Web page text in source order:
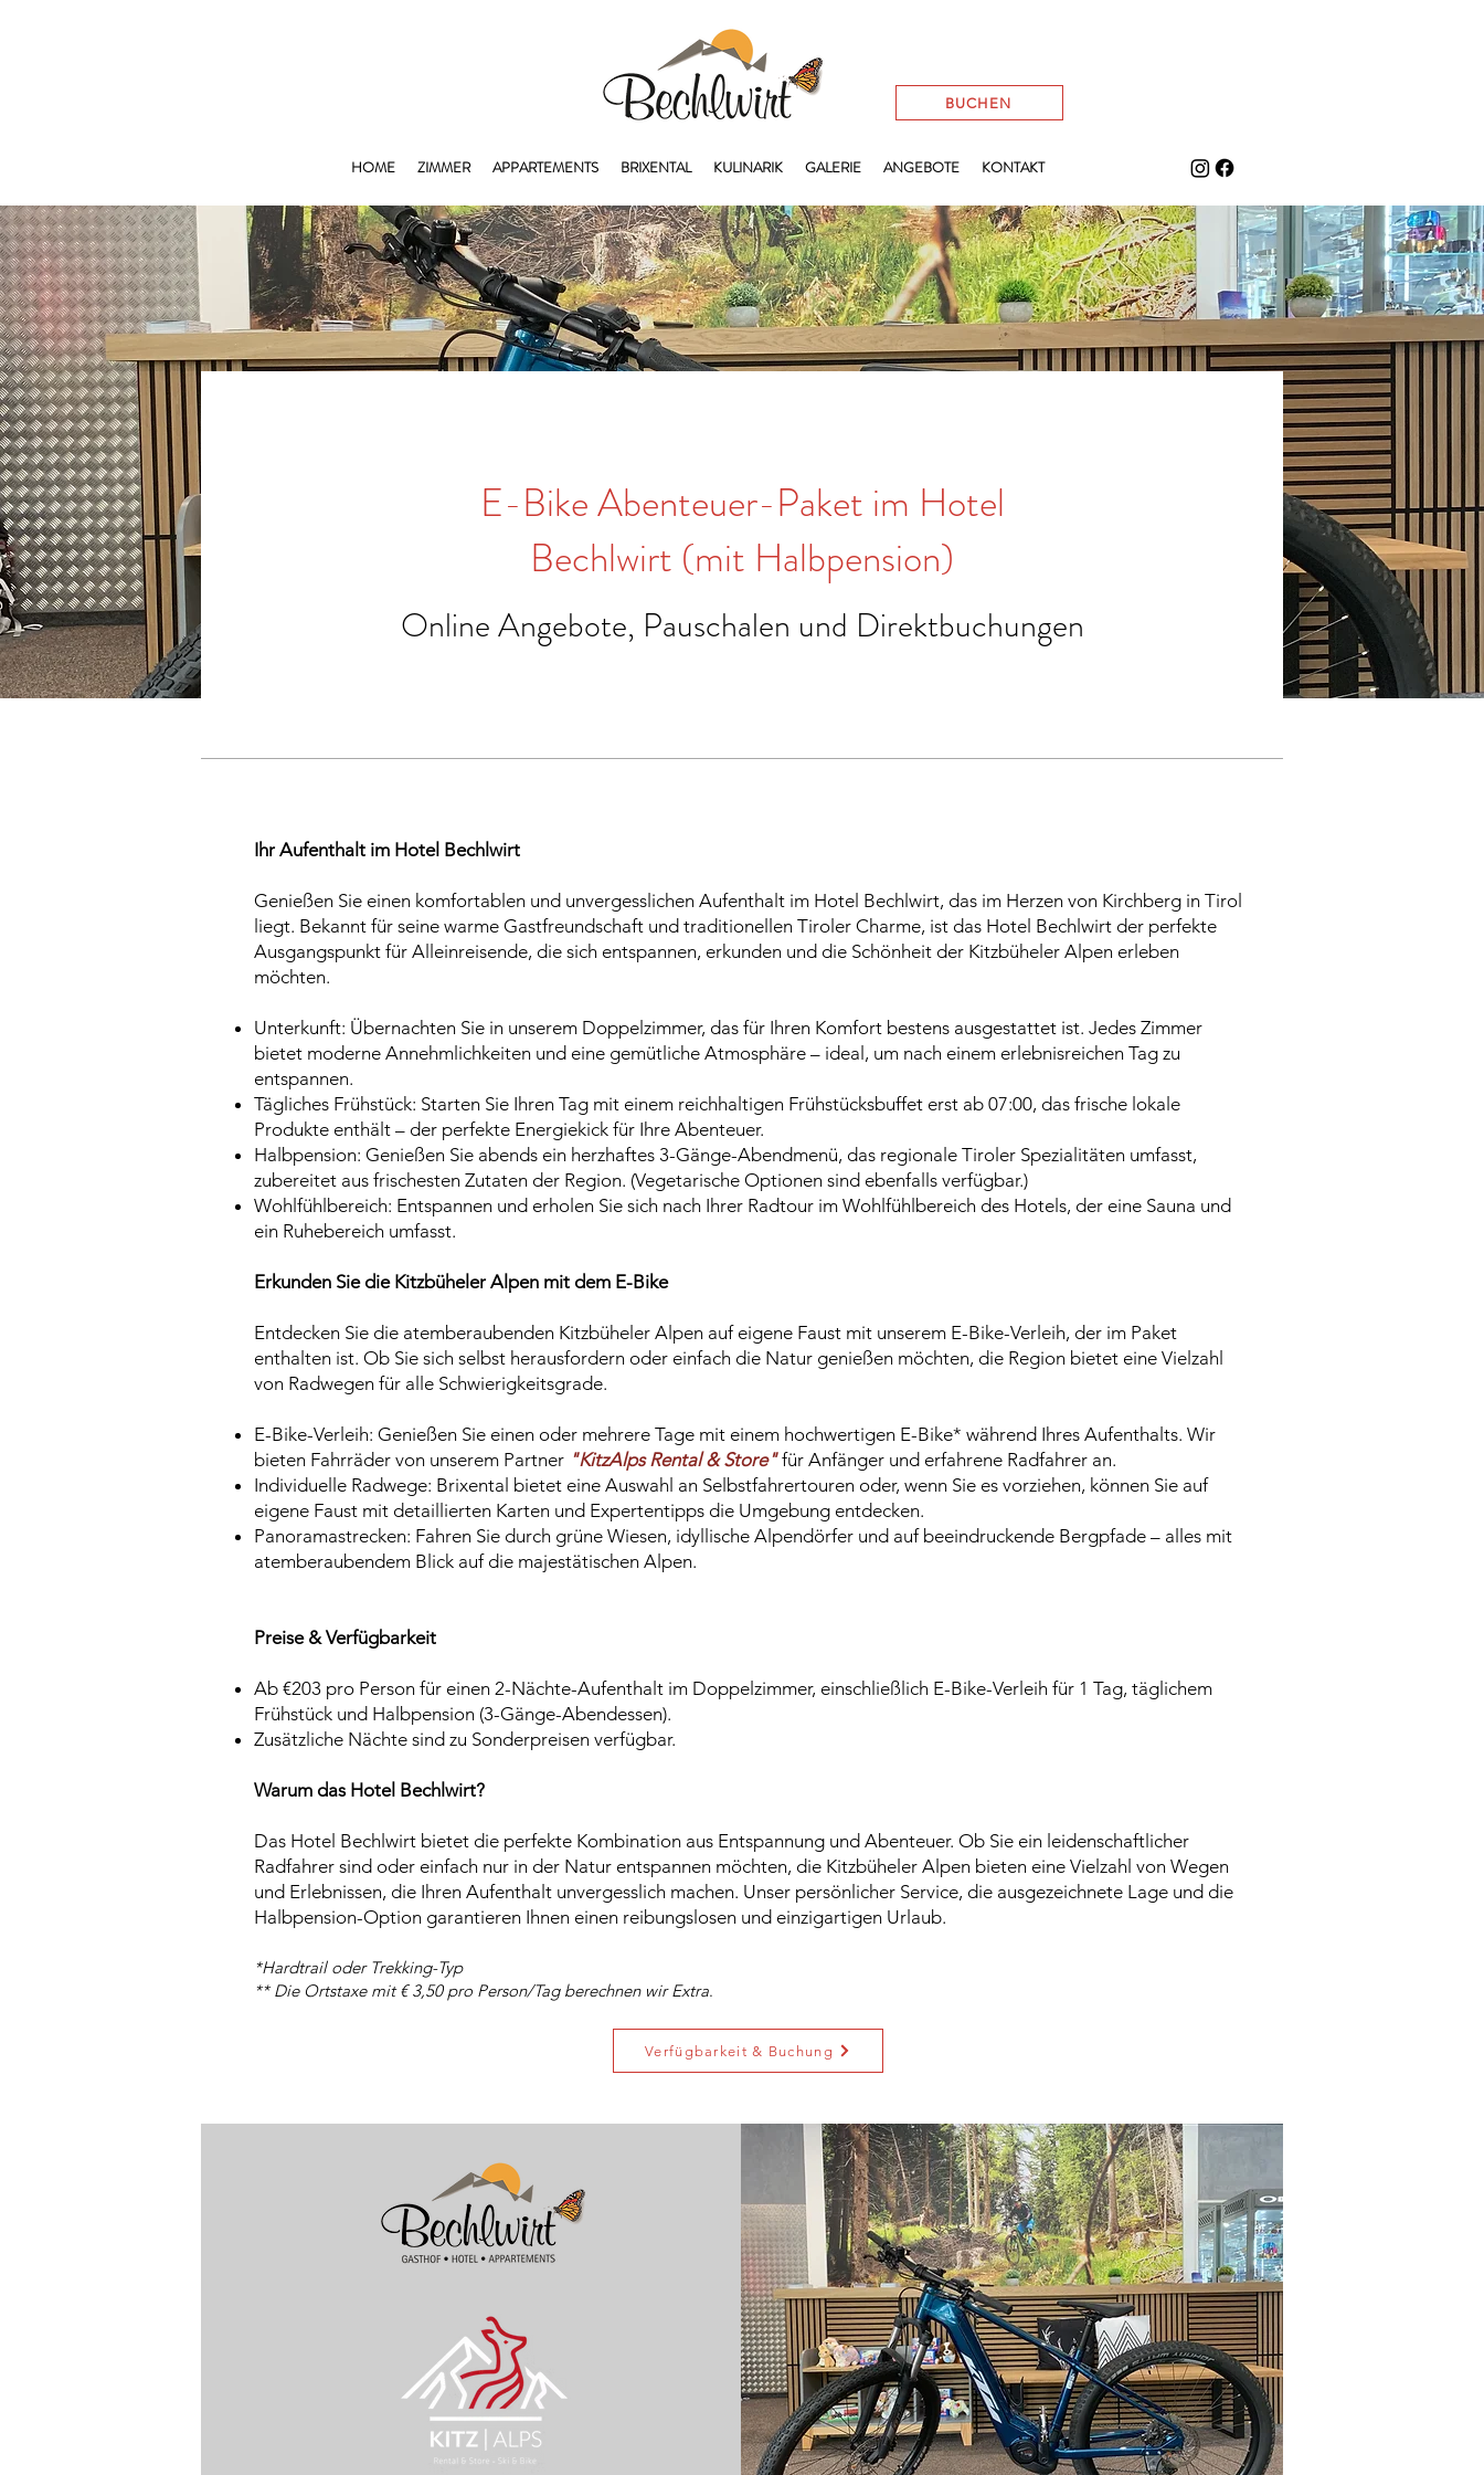
BUCHEN
HOME ZIMMER APPARTEMENTS BRIXENTAL KULINARIK GALERIE ANGEBOTE KONTAKT
E-Bike Abenteuer-Paket im Hotel
Bechlwirt (mit Halbpension)
Online Angebote, Pauschalen und Direktbuchungen
Ihr Aufenthalt im Hotel Bechlwirt
Genießen Sie einen komfortablen und unvergesslichen Aufenthalt im Hotel Bechlwirt, das im Herzen von Kirchberg in Tirol
liegt. Bekannt für seine warme Gastfreundschaft und traditionellen Tiroler Charme, ist das Hotel Bechlwirt der perfekte
Ausgangspunkt für Alleinreisende, die sich entspannen, erkunden und die Schönheit der Kitzbüheler Alpen erleben
möchten.
Unterkunft: Übernachten Sie in unserem Doppelzimmer, das für Ihren Komfort bestens ausgestattet ist. Jedes Zimmer
bietet moderne Annehmlichkeiten und eine gemütliche Atmosphäre – ideal, um nach einem erlebnisreichen Tag zu
entspannen.
Tägliches Frühstück: Starten Sie Ihren Tag mit einem reichhaltigen Frühstücksbuffet erst ab 07:00, das frische lokale
Produkte enthält – der perfekte Energiekick für Ihre Abenteuer.
Halbpension: Genießen Sie abends ein herzhaftes 3-Gänge-Abendmenü, das regionale Tiroler Spezialitäten umfasst,
zubereitet aus frischesten Zutaten der Region. (Vegetarische Optionen sind ebenfalls verfügbar.)
Wohlfühlbereich: Entspannen und erholen Sie sich nach Ihrer Radtour im Wohlfühlbereich des Hotels, der eine Sauna und
ein Ruhebereich umfasst.
Erkunden Sie die Kitzbüheler Alpen mit dem E-Bike
Entdecken Sie die atemberaubenden Kitzbüheler Alpen auf eigene Faust mit unserem E-Bike-Verleih, der im Paket
enthalten ist. Ob Sie sich selbst herausfordern oder einfach die Natur genießen möchten, die Region bietet eine Vielzahl
von Radwegen für alle Schwierigkeitsgrade.
E-Bike-Verleih: Genießen Sie einen oder mehrere Tage mit einem hochwertigen E-Bike* während Ihres Aufenthalts. Wir
bieten Fahrräder von unserem Partner "KitzAlps Rental & Store"für Anfänger und erfahrene Radfahrer an.
Individuelle Radwege: Brixental bietet eine Auswahl an Selbstfahrertouren oder, wenn Sie es vorziehen, können Sie auf
eigene Faust mit detaillierten Karten und Expertentipps die Umgebung entdecken.
Panoramastrecken: Fahren Sie durch grüne Wiesen, idyllische Alpendörfer und auf beeindruckende Bergpfade – alles mit
atemberaubendem Blick auf die majestätischen Alpen.
Preise & Verfügbarkeit
Ab €203 pro Person für einen 2-Nächte-Aufenthalt im Doppelzimmer, einschließlich E-Bike-Verleih für 1 Tag, täglichem
Frühstück und Halbpension (3-Gänge-Abendessen).
Zusätzliche Nächte sind zu Sonderpreisen verfügbar.
Warum das Hotel Bechlwirt?
Das Hotel Bechlwirt bietet die perfekte Kombination aus Entspannung und Abenteuer. Ob Sie ein leidenschaftlicher
Radfahrer sind oder einfach nur in der Natur entspannen möchten, die Kitzbüheler Alpen bieten eine Vielzahl von Wegen
und Erlebnissen, die Ihren Aufenthalt unvergesslich machen. Unser persönlicher Service, die ausgezeichnete Lage und die
Halbpension-Option garantieren Ihnen einen reibungslosen und einzigartigen Urlaub.
*Hardtrail oder Trekking-Typ
**Die Ortstaxe mit € 3,50 pro Person/Tag berechnen wir Extra.
Verfügbarkeit & Buchung